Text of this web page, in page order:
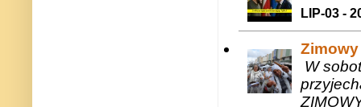
LIP-03 -
W